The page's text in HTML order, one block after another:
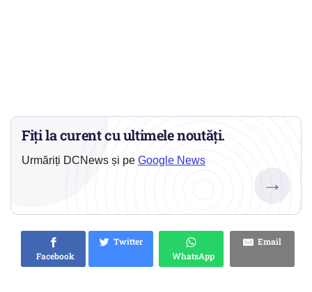
Fiți la curent cu ultimele noutăți.
Urmăriți DCNews și pe Google News
→
Facebook
Twitter
WhatsApp
Email